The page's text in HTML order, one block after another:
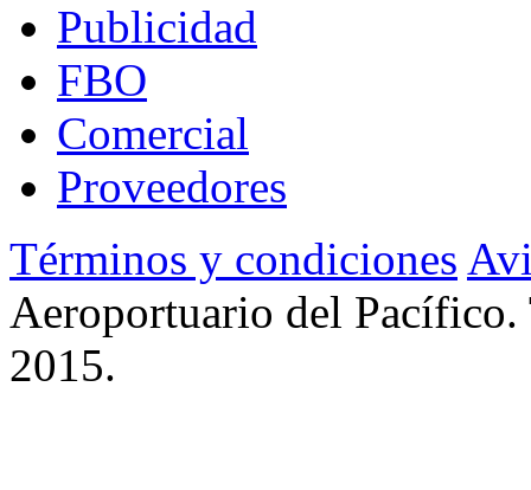
Publicidad
FBO
Comercial
Proveedores
Términos y condiciones
Aeroportuario del Pacífico.
2015.